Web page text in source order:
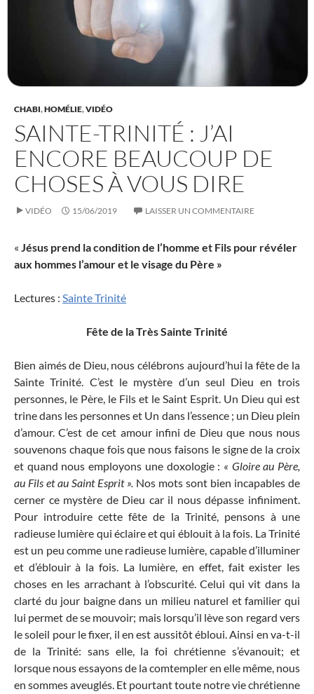
CHABI,HOMÉLIE,VIDÉO
SAINTE-TRINITÉ : J’AI
ENCORE BEAUCOUP DE
CHOSES À VOUS DIRE
VIDÉO 15/06/2019 LAISSER UN COMMENTAIRE
« Jésus prend la condition de l’homme et Fils pour révéler
aux hommes l’amour et le visage du Père »
Lectures : Sainte Trinité
Fête de la Très Sainte Trinité
Bien aimés de Dieu, nous célébrons aujourd’hui la fête de la
Sainte Trinité. C’est le mystère d’un seul Dieu en trois
personnes, le Père, le Fils et le Saint Esprit. Un Dieu qui est
trine dans les personnes et Un dans l’essence ; un Dieu plein
d’amour. C’est de cet amour infini de Dieu que nous nous
souvenons chaque fois que nous faisons le signe de la croix
et quand nous employons une doxologie : « Gloire au Père,
au Fils et au Saint Esprit ». Nos mots sont bien incapables de
cerner ce mystère de Dieu car il nous dépasse infiniment.
Pour introduire cette fête de la Trinité, pensons à une
radieuse lumière qui éclaire et qui éblouit à la fois. La Trinité
est un peu comme une radieuse lumière, capable d’illuminer
et d’éblouir à la fois. La lumière, en effet, fait exister les
choses en les arrachant à l’obscurité. Celui qui vit dans la
clarté du jour baigne dans un milieu naturel et familier qui
lui permet de se mouvoir; mais lorsqu’il lève son regard vers
le soleil pour le fixer, il en est aussitôt ébloui. Ainsi en va-t-il
de la Trinité: sans elle, la foi chrétienne s’évanouit; et
lorsque nous essayons de la comtempler en elle même, nous
en sommes aveuglés. Et pourtant toute notre vie chrétienne